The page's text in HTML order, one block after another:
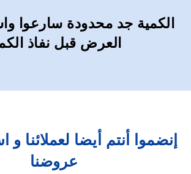
الكمية جد محدودة سارعوا
العرض قبل نفاذ
إنضموا أنتم أيضا لعملائنا و
عروضنا